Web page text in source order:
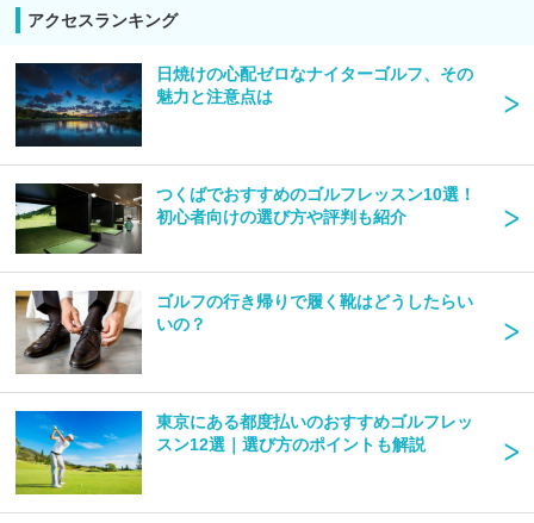
アクセスランキング
日焼けの心配ゼロなナイターゴルフ、その
魅力と注意点は
つくばでおすすめのゴルフレッスン10選！
初心者向けの選び方や評判も紹介
ゴルフの行き帰りで履く靴はどうしたらい
いの？
東京にある都度払いのおすすめゴルフレッ
スン12選｜選び方のポイントも解説